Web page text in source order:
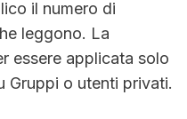
il numero di
leggono. La
essere applicata solo
Gruppi o utenti privati.